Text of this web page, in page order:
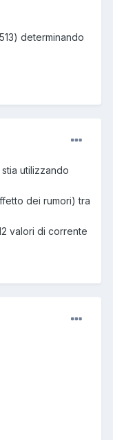
determinando
utilizzando
dei rumori) tra
valori di corrente